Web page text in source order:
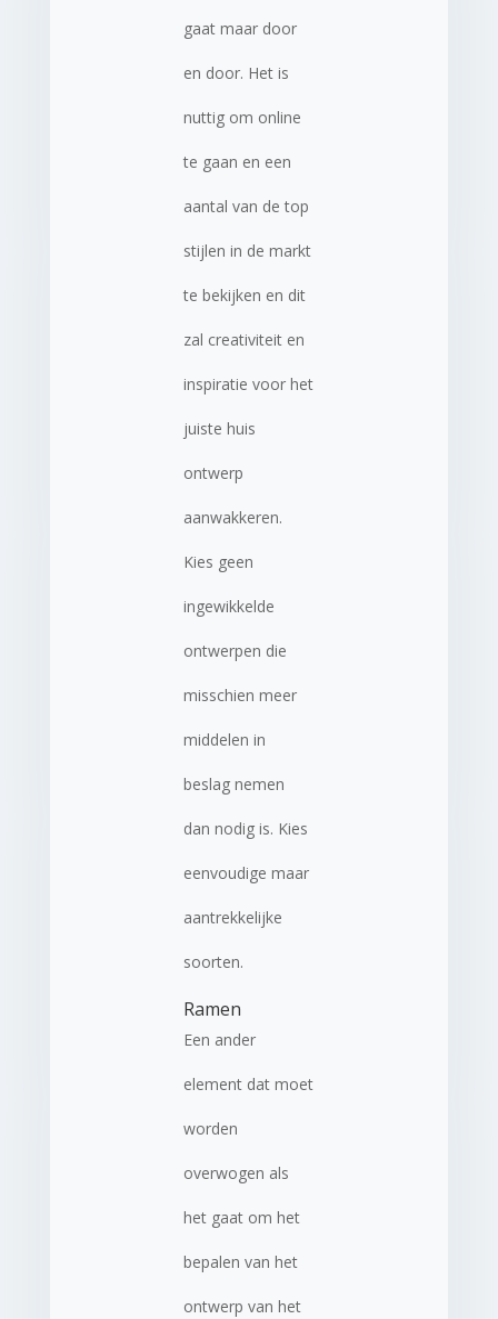
gaat maar door
en door. Het is
nuttig om online
te gaan en een
aantal van de top
stijlen in de markt
te bekijken en dit
zal creativiteit en
inspiratie voor het
juiste huis
ontwerp
aanwakkeren.
Kies geen
ingewikkelde
ontwerpen die
misschien meer
middelen in
beslag nemen
dan nodig is. Kies
eenvoudige maar
aantrekkelijke
soorten.
Ramen
Een ander
element dat moet
worden
overwogen als
het gaat om het
bepalen van het
ontwerp van het